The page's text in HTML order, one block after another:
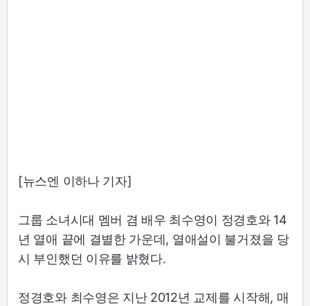
[뉴스엔 이하나 기자]
그룹 소녀시대 멤버 겸 배우 최수영이 정경호와 14
년 열애 끝에 결별한 가운데, 열애설이 불거졌을 당
시 부인했던 이유를 밝혔다.
정경호와 최수영은 지난 2012년 교제를 시작해, 매